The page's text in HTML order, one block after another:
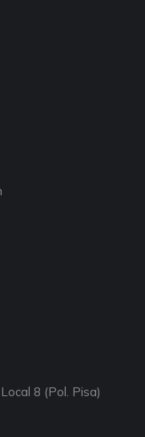
8 (Pol. Pisa)